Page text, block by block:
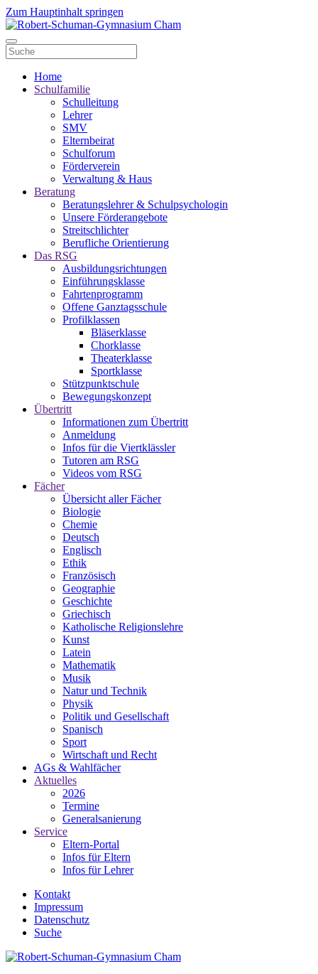
Zum Hauptinhalt springen
Home
Schulfamilie
Schulleitung
Lehrer
SMV
Elternbeirat
Schulforum
Förderverein
Verwaltung & Haus
Beratung
Beratungslehrer & Schulpsychologin
Unsere Förderangebote
Streitschlichter
Berufliche Orientierung
Das RSG
Ausbildungsrichtungen
Einführungsklasse
Fahrtenprogramm
Offene Ganztagsschule
Profilklassen
Bläserklasse
Chorklasse
Theaterklasse
Sportklasse
Stützpunktschule
Bewegungskonzept
Übertritt
Informationen zum Übertritt
Anmeldung
Infos für die Viertklässler
Tutoren am RSG
Videos vom RSG
Fächer
Übersicht aller Fächer
Biologie
Chemie
Deutsch
Englisch
Ethik
Französisch
Geographie
Geschichte
Griechisch
Katholische Religionslehre
Kunst
Latein
Mathematik
Musik
Natur und Technik
Physik
Politik und Gesellschaft
Spanisch
Sport
Wirtschaft und Recht
AGs & Wahlfächer
Aktuelles
2026
Termine
Generalsanierung
Service
Eltern-Portal
Infos für Eltern
Infos für Lehrer
Kontakt
Impressum
Datenschutz
Suche